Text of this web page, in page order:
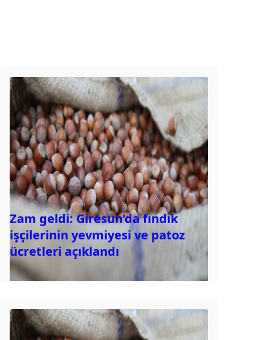
Zam geldi: Giresun’da fındık
işçilerinin yevmiyesi ve patoz
ücretleri açıklandı